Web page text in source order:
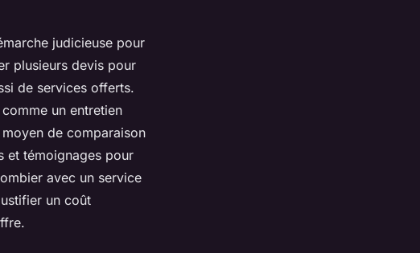
judicieuse pour
plusieurs devis pour
de services offerts.
un entretien
de comparaison
et témoignages pour
avec un service
un coût